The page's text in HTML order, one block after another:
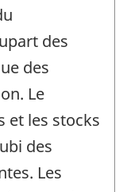
des
des
Le
et les stocks
des
Les